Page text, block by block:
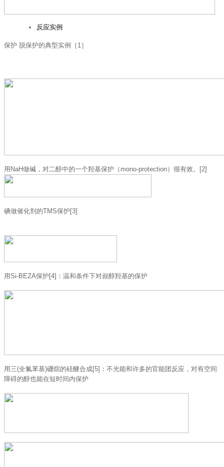
反应实例
保护 脱保护的典型实例［1］
用NaH做碱，对二醇中的一个羟基保护（mono-protection）很有效。[2]
碘做催化剂的TMS保护[3]
用Si-BEZA保护[4]：温和条件下对叔醇羟基的保护
用三(全氟苯基)硼烷的硅醚合成[5]：不光能和许多的官能团反应，对有空间
障碍的醇也能在短时间内保护